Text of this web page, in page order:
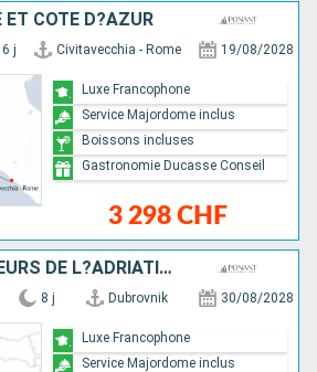
ET CÔTE D?AZUR
6 j Civitavecchia - Rome 19/08/2028
3 298 CHF
Luxe Francophone
Service Majordome inclus
Boissons incluses
Gastronomie Ducasse Conseil
CITÉS ET SPLENDEURS DE L?ADRIATIQUE
8 j Dubrovnik 30/08/2028
Luxe Francophone
Service Majordome inclus